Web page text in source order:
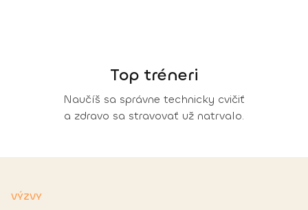
Top tréneri
Naučíš sa správne technicky cvičiť
a zdravo sa stravovať už natrvalo.
VÝZVY